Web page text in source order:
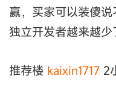
赢，买家可以装傻
独立开发者越来越
推荐楼 kaixin1717 2